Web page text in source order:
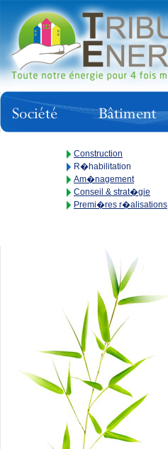
Construction
R�habilitation
Am�nagement
Conseil & strat�gie
Premi�res r�alisations